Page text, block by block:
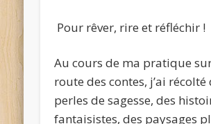
Pour rêver, rire et réfléchir !
Au cours de ma pratique
route des contes, j’ai récolté
perles de sagesse, des
fantaisistes, des paysages